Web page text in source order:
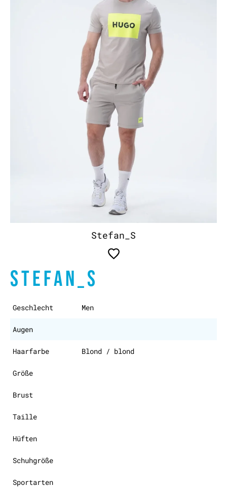
Stefan_S
STEFAN_S
Geschlecht Men
Augen
Haarfarbe Blond / blond
Größe
Brust
Taille
Hüften
Schuhgröße
Sportarten